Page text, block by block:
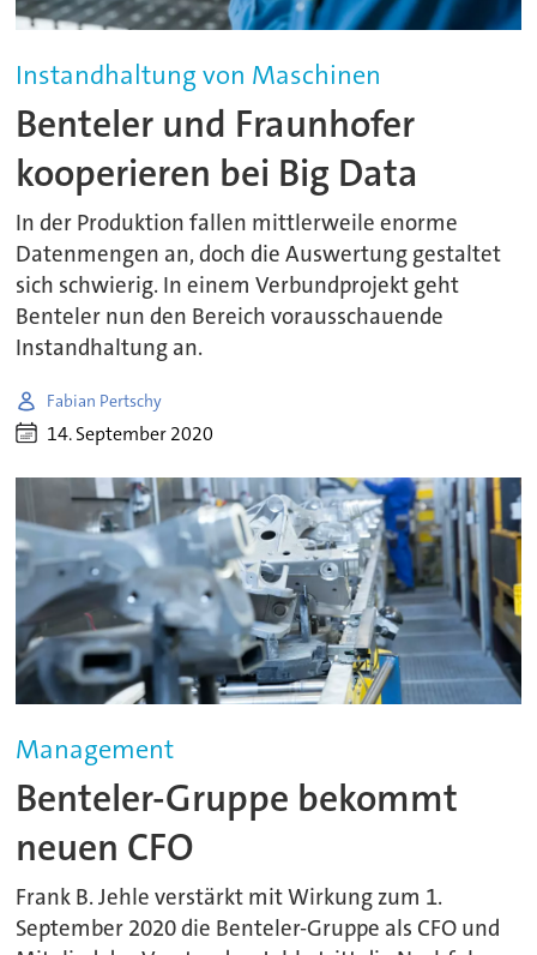
Instandhaltung von Maschinen
Benteler und Fraunhofer
kooperieren bei Big Data
In der Produktion fallen mittlerweile enorme
Datenmengen an, doch die Auswertung gestaltet
sich schwierig. In einem Verbundprojekt geht
Benteler nun den Bereich vorausschauende
Instandhaltung an.
Fabian Pertschy
14. September 2020
Management
Benteler-Gruppe bekommt
neuen CFO
Frank B. Jehle verstärkt mit Wirkung zum 1.
September 2020 die Benteler-Gruppe als CFO und